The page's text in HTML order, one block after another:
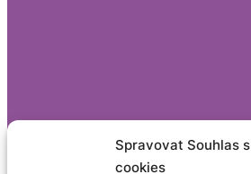
Spravovat Souhlas s
cookies